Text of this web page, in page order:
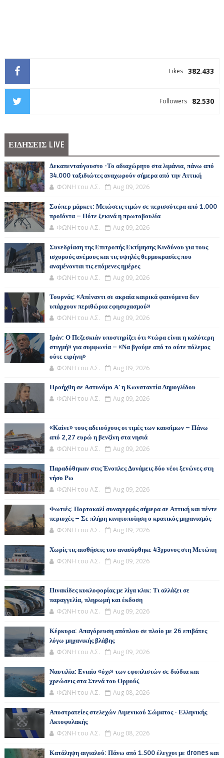
382.433
Likes
82.530
Followers
ΕΙΔΗΣΕΙΣ LIVE
Δεκαπενταύγουστο -Το αδιαχώρητο στα λιμάνια, πάνω από
34.000 ταξιδιώτες αναχωρούν σήμερα από την Αττική
ΦΩΝΗ του Λ.Σ. Aug 09, 2026
Σούπερ μάρκετ: Μειώσεις τιμών σε περισσότερα από 1.000
προϊόντα – Πότε ξεκινά η πρωτοβουλία
ΦΩΝΗ του Λ.Σ. Aug 09, 2026
Συνεδρίαση της Επιτροπής Εκτίμησης Κινδύνου για τους
ισχυρούς ανέμους και τις υψηλές θερμοκρασίες που
αναμένονται τις επόμενες ημέρες
ΦΩΝΗ του Λ.Σ. Aug 09, 2026
Τουρνάς: «Απέναντι σε ακραία καιρικά φαινόμενα δεν
υπάρχουν περιθώρια εφησυχασμού»
ΦΩΝΗ του Λ.Σ. Aug 09, 2026
Ιράν: Ο Πεζεσκιάν υποστηρίζει ότι «τώρα είναι η καλύτερη
στιγμή» για συμφωνία – «Να βγούμε από το ούτε πόλεμος
ούτε ειρήνη»
ΦΩΝΗ του Λ.Σ. Aug 09, 2026
Προήχθη σε Αστυνόμο Α' η Κωνσταντία Δημογλίδου
ΦΩΝΗ του Λ.Σ. Aug 09, 2026
«Καίνε» τους αδειούχους οι τιμές των καυσίμων – Πάνω
από 2,27 ευρώ η βενζίνη στα νησιά
ΦΩΝΗ του Λ.Σ. Aug 09, 2026
Παραδόθηκαν στις Ένοπλες Δυνάμεις δύο νέοι ξενώνες στη
νήσο Ρω
ΦΩΝΗ του Λ.Σ. Aug 09, 2026
Φωτιές: Πορτοκαλί συναγερμός σήμερα σε Αττική και πέντε
περιοχές – Σε πλήρη κινητοποίηση ο κρατικός μηχανισμός
ΦΩΝΗ του Λ.Σ. Aug 09, 2026
Χωρίς τις αισθήσεις του ανασύρθηκε 43χρονος στη Μετώπη
ΦΩΝΗ του Λ.Σ. Aug 09, 2026
Πινακίδες κυκλοφορίας με λίγα κλικ: Τι αλλάζει σε
παραγγελία, πληρωμή και έκδοση
ΦΩΝΗ του Λ.Σ. Aug 09, 2026
Κέρκυρα: Απαγόρευση απόπλου σε πλοίο με 26 επιβάτες
λόγω μηχανικής βλάβης
ΦΩΝΗ του Λ.Σ. Aug 09, 2026
Ναυτιλία: Ενιαίο «όχι» των εφοπλιστών σε διόδια και
χρεώσεις στα Στενά του Ορμούζ
ΦΩΝΗ του Λ.Σ. Aug 08, 2026
Αποστρατείες στελεχών Λιμενικού Σώματος - Ελληνικής
Ακτοφυλακής
ΦΩΝΗ του Λ.Σ. Aug 08, 2026
Κατάληψη αιγιαλού: Πάνω από 1.500 έλεγχοι με drones και